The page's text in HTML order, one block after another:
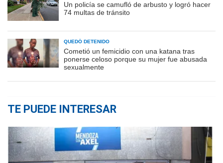
Un policía se camufló de arbusto y logró hacer
74 multas de tránsito
QUEDÓ DETENIDO
Cometió un femicidio con una katana tras
ponerse celoso porque su mujer fue abusada
sexualmente
TE PUEDE INTERESAR